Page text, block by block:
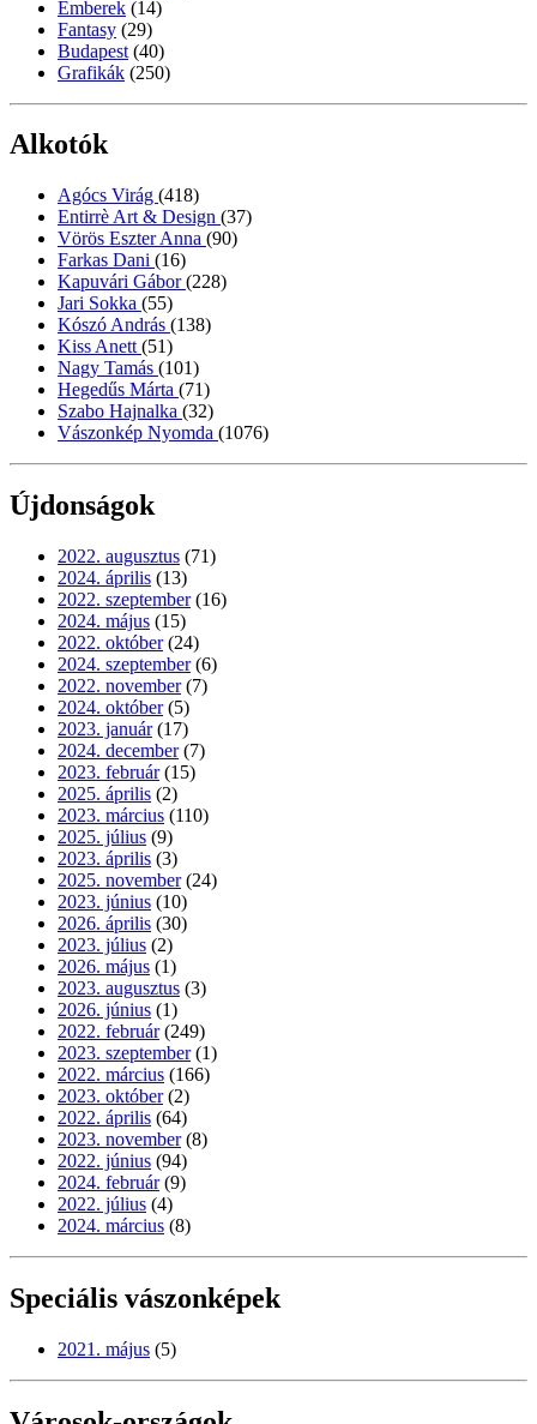
Emberek (14)
Fantasy (29)
Budapest (40)
Grafikák (250)
Alkotók
Agócs Virág (418)
Entirrè Art & Design (37)
Vörös Eszter Anna (90)
Farkas Dani (16)
Kapuvári Gábor(228)
Jari Sokka (55)
Kószó András (138)
Kiss Anett (51)
Nagy Tamás (101)
Hegedűs Márta (71)
Szabo Hajnalka (32)
Vászonkép Nyomda (1076)
Újdonságok
2022. augusztus (71)
2024. április (13)
2022. szeptember (16)
2024. május (15)
2022. október (24)
2024. szeptember (6)
2022. november (7)
2024. október (5)
2023. január (17)
2024. december (7)
2023. február (15)
2025. április (2)
2023. március (110)
2025. július (9)
2023. április (3)
2025. november (24)
2023. június (10)
2026. április (30)
2023. július (2)
2026. május (1)
2023. augusztus (3)
2026. június (1)
2022. február (249)
2023. szeptember (1)
2022. március (166)
2023. október (2)
2022. április (64)
2023. november (8)
2022. június (94)
2024. február (9)
2022. július (4)
2024. március (8)
Speciális vászonképek
2021. május (5)